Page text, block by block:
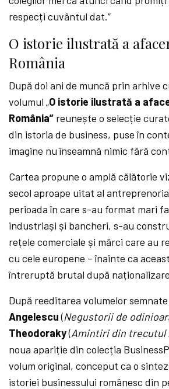
respecți cuvântul dat.”
O istorie ilustrată a
România
După doi ani de muncă prin arhive
volumul „O istorie ilustrată a
România” reunește o selecție
din istoria de business, puse în
imagine nu înseamnă nimic fără
Cartea propune o amplă călătorie
secol aproape uitat al
perioada în care s-au format mari
industriași și bancheri, s-au
rețele comerciale și mărci care au
cu cele europene – înainte ca
întreruptă brutal după
După reeditarea volumelor
Angelescu(Negustorii de
Theodoraky(Amintiri din trecutul
noua apariție din colecția
volum original, conceput ca o
istoriei businessului românesc din